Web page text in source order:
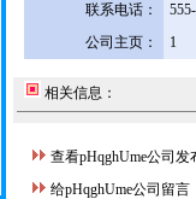
联系电话：
公司主页：
1
相关信息：
查看pHqghUme公司发
给pHqghUme公司留言